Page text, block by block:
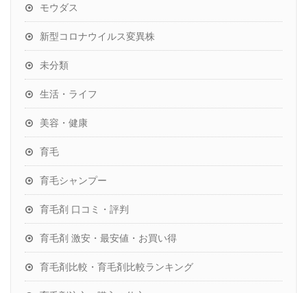
モウダス
新型コロナウイルス変異株
未分類
生活・ライフ
美容・健康
育毛
育毛シャンプー
育毛剤 口コミ・評判
育毛剤 激安・最安値・お買い得
育毛剤比較・育毛剤比較ランキング